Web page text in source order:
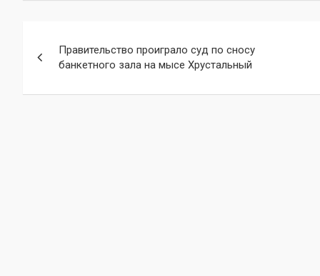
по
записям
Правительство проиграло суд по сносу
банкетного зала на мысе Хрустальный